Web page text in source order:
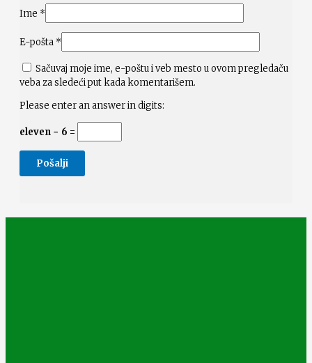
Ime *
E-pošta *
Sačuvaj moje ime, e-poštu i veb mesto u ovom pregledaču
veba za sledeći put kada komentarišem.
Please enter an answer in digits:
eleven − 6 =